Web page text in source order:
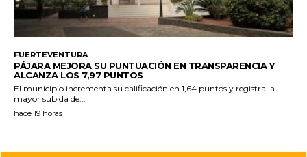
FUERTEVENTURA
PÁJARA MEJORA SU PUNTUACIÓN EN TRANSPARENCIA Y
ALCANZA LOS 7,97 PUNTOS
El municipio incrementa su calificación en 1,64 puntos y registra la
mayor subida de...
hace 19 horas